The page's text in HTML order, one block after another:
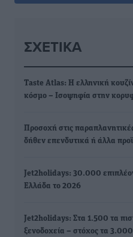
ΣΧΕΤΙΚΆ
Taste Atlas: Η ελληνική
κόσμο – Ισοψηφία στην
Προσοχή στις
δήθεν επενδυτικά ή άλλα
Jet2holidays: 30.000
Ελλάδα το 2026
Jet2holidays: Στα 1.500 τα
ξενοδοχεία – στόχος τα